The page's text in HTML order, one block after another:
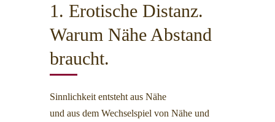
1. Erotische Distanz.
Warum Nähe Abstand
braucht.
Sinnlichkeit entsteht aus Nähe
und aus dem Wechselspiel von Nähe und